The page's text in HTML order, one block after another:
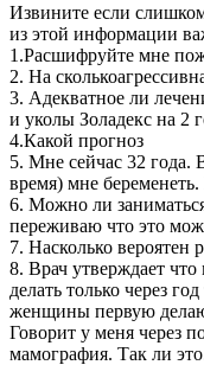
Извините если
из этой информации
1.Расшифруйте мне
2. На
3. Адекватное ли
и уколы Золадекс на 2
4.Какой прогноз
5. Мне сейчас 32 года.
время) мне
6. Можно ли
переживаю что это
7. Насколько вероятен
8. Врач утверждает
делать только через
женщины первую
Говорит у меня через
мамография. Так ли